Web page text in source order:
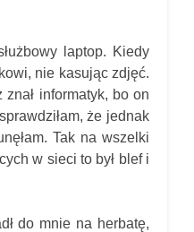
laptop. Kiedy
nie kasując zdjęć.
znał informatyk, bo on
że jednak
Tak na wszelki
w sieci to był blef i
do mnie na herbatę,